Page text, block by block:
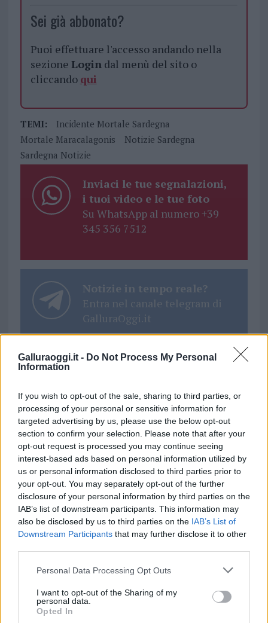
Galluraoggi.it - Do Not Process My Personal
Information
If you wish to opt-out of the sale, sharing to third parties, or
processing of your personal or sensitive information for
targeted advertising by us, please use the below opt-out
section to confirm your selection. Please note that after your
opt-out request is processed you may continue seeing
interest-based ads based on personal information utilized by
us or personal information disclosed to third parties prior to
your opt-out. You may separately opt-out of the further
disclosure of your personal information by third parties on the
IAB’s list of downstream participants. This information may
also be disclosed by us to third parties on the IAB’s List of
Downstream Participants that may further disclose it to other
Please note that this website/app uses one or more Google
not limited to your visit or usage behaviour. You may click to
grant or deny consent to Google and its third-party tags to
use your data for below specified purposes in below Google
Personal Data Processing Opt Outs
I want to opt-out of the Sharing of my
personal data.
Opted In
Sei già abbonato?
Puoi effettuare l'accesso andando nella
sezione Logindal menù del sito o
cliccando qui
TEMI:
Incidente Mortale Sardegna
Mortale Maracalagonis
Notizie Sardegna
Sardegna Notizie
Inviaci le tue segnalazioni,
i tuoi video e le tue foto
Su WhatsApp al numero +39
345 356 7512
Notizie in tempo reale?
Entra nel canale telegram di
GalluraOggi.it
da Google News
Condividi l'articolo
F
a
ce
b
o
o
k
T
w
it
te
r
Pi
n
te
re
st
W
h
at
s
A
p
S
h
a
re
Articolo precedente
Prossimo articolo
NOTIZIE RECENTI